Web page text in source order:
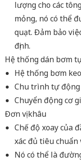
lượng cho các
mỏng, nó có thể
quạt. Đảm bảo
định.
Hệ thống dán bơm
Hệ thống bơm
Chu trình tự động
Chuyển động cơ
Đơn vị khâu
Chế độ xoay của
xác đủ tiêu
Nó có thể là